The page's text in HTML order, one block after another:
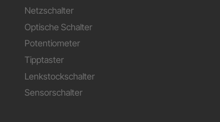
Netzschalter
Optische Schalter
Potentiometer
Tipptaster
Lenkstockschalter
Sensorschalter